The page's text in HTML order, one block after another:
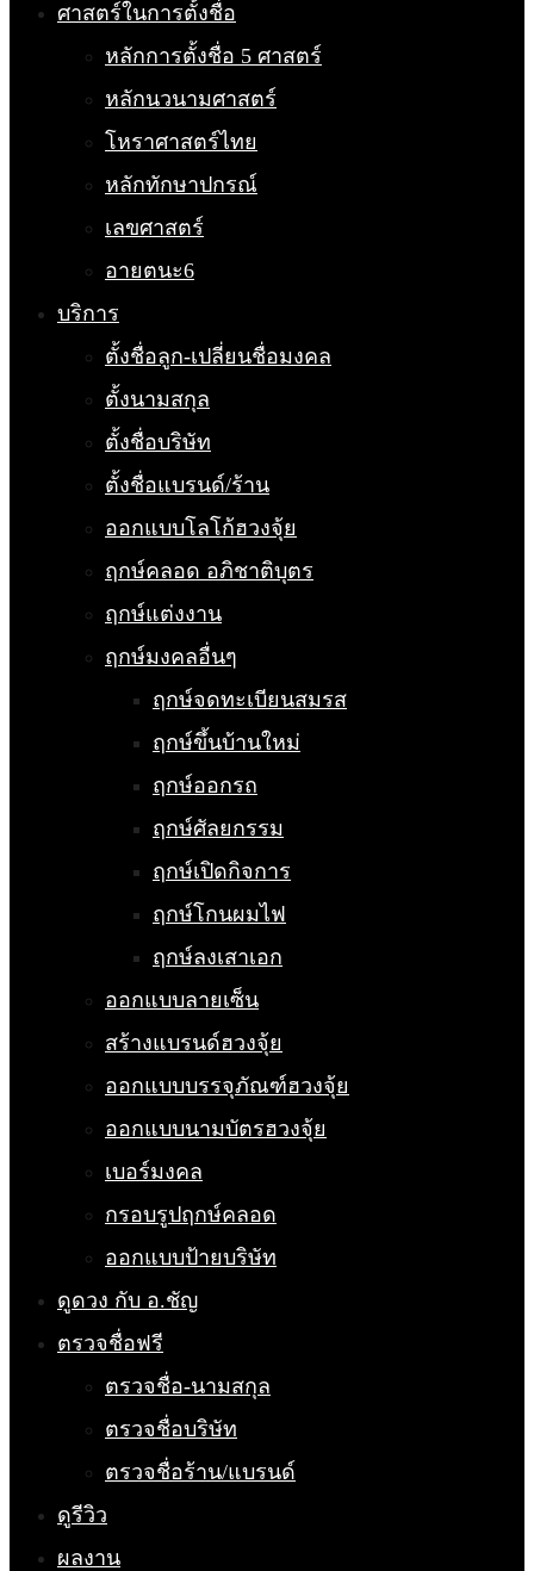
ศาสตร์ในการตั้งชื่อ
หลักการตั้งชื่อ 5 ศาสตร์
หลักนวนามศาสตร์
โหราศาสตร์ไทย
หลักทักษาปกรณ์
เลขศาสตร์
อายตนะ6
บริการ
ตั้งชื่อลูก-เปลี่ยนชื่อมงคล
ตั้งนามสกุล
ตั้งชื่อบริษัท
ตั้งชื่อแบรนด์/ร้าน
ออกแบบโลโก้ฮวงจุ้ย
ฤกษ์คลอด อภิชาติบุตร
ฤกษ์แต่งงาน
ฤกษ์มงคลอื่นๆ
ฤกษ์จดทะเบียนสมรส
ฤกษ์ขึ้นบ้านใหม่
ฤกษ์ออกรถ
ฤกษ์ศัลยกรรม
ฤกษ์เปิดกิจการ
ฤกษ์โกนผมไฟ
ฤกษ์ลงเสาเอก
ออกแบบลายเซ็น
สร้างแบรนด์ฮวงจุ้ย
ออกแบบบรรจุภัณฑ์ฮวงจุ้ย
ออกแบบนามบัตรฮวงจุ้ย
เบอร์มงคล
กรอบรูปฤกษ์คลอด
ออกแบบป้ายบริษัท
ดูดวง กับ อ.ชัญ
ตรวจชื่อฟรี
ตรวจชื่อ-นามสกุล
ตรวจชื่อบริษัท
ตรวจชื่อร้าน/แบรนด์
ดูรีวิว
ผลงาน